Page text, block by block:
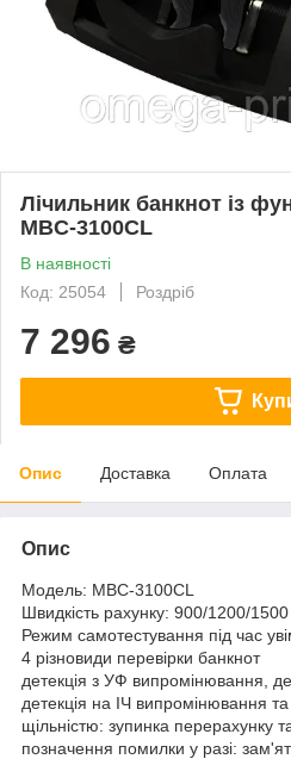
Лічильник банкнот із
MBC-3100CL
В наявності
Код: 25054
Роздріб
7 296 ₴
Опис Доставка Оплата
Опис
Модель: MBC-3100CL
Швидкість рахунку: 900/1200/
Режим самотестування під час
4 різновиди перевірки
детекція з УФ випромінювання,
детекція на ІЧ випромінювання
щільністю: зупинка перерахунку
позначення помилки у разі: